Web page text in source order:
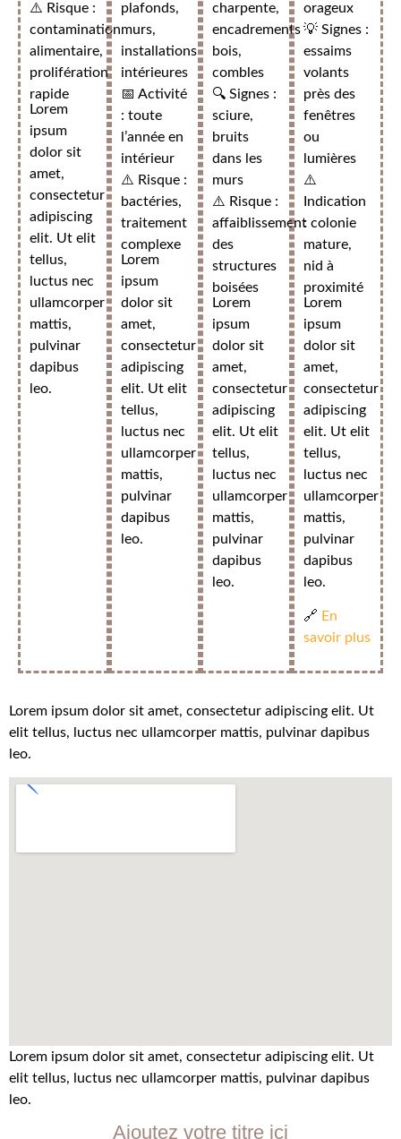
⚠️ Risque :
contamination
alimentaire,
prolifération
rapide
Lorem
ipsum
dolor sit
amet,
consectetur
adipiscing
elit. Ut elit
tellus,
luctus nec
ullamcorper
mattis,
pulvinar
dapibus
leo.
plafonds,
murs,
installations
intérieures
📅 Activité
: toute
l’année en
intérieur
⚠️ Risque :
bactéries,
traitement
complexe
Lorem
ipsum
dolor sit
amet,
consectetur
adipiscing
elit. Ut elit
tellus,
luctus nec
ullamcorper
mattis,
pulvinar
dapibus
leo.
charpente,
encadrements
bois,
combles
🔍 Signes :
sciure,
bruits
dans les
murs
⚠️ Risque :
affaiblissement
des
structures
boisées
Lorem
ipsum
dolor sit
amet,
consectetur
adipiscing
elit. Ut elit
tellus,
luctus nec
ullamcorper
mattis,
pulvinar
dapibus
leo.
orageux
💡 Signes :
essaims
volants
près des
fenêtres
ou
lumières
⚠️
Indication
: colonie
mature,
nid à
proximité
Lorem
ipsum
dolor sit
amet,
consectetur
adipiscing
elit. Ut elit
tellus,
luctus nec
ullamcorper
mattis,
pulvinar
dapibus
leo.
🔗 En
savoir plus
Lorem ipsum dolor sit amet, consectetur adipiscing elit. Ut
elit tellus, luctus nec ullamcorper mattis, pulvinar dapibus
leo.
Lorem ipsum dolor sit amet, consectetur adipiscing elit. Ut
elit tellus, luctus nec ullamcorper mattis, pulvinar dapibus
leo.
Ajoutez votre titre ici